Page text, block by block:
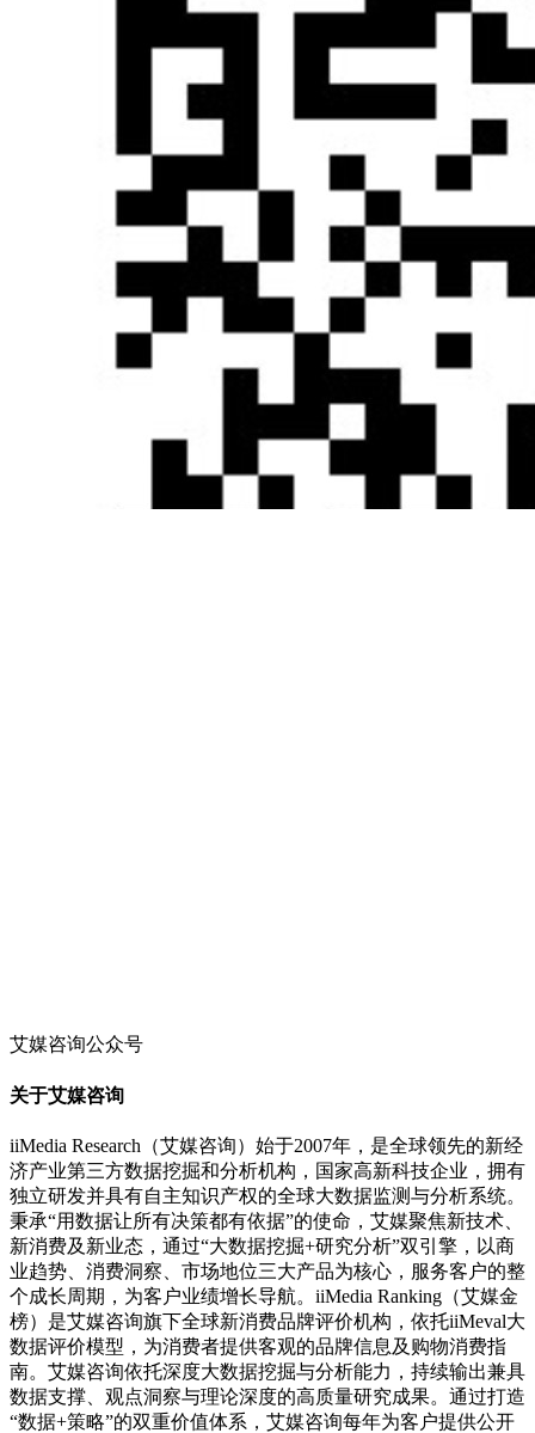
艾媒咨询公众号
关于艾媒咨询
iiMedia Research（艾媒咨询）始于2007年，是全球领先的新经
济产业第三方数据挖掘和分析机构，国家高新科技企业，拥有
独立研发并具有自主知识产权的全球大数据监测与分析系统。
秉承“用数据让所有决策都有依据”的使命，艾媒聚焦新技术、
新消费及新业态，通过“大数据挖掘+研究分析”双引擎，以商
业趋势、消费洞察、市场地位三大产品为核心，服务客户的整
个成长周期，为客户业绩增长导航。iiMedia Ranking（艾媒金
榜）是艾媒咨询旗下全球新消费品牌评价机构，依托iiMeval大
数据评价模型，为消费者提供客观的品牌信息及购物消费指
南。艾媒咨询依托深度大数据挖掘与分析能力，持续输出兼具
数据支撑、观点洞察与理论深度的高质量研究成果。通过打造
“数据+策略”的双重价值体系，艾媒咨询每年为客户提供公开